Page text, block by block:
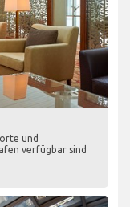
und
verfügbar sind